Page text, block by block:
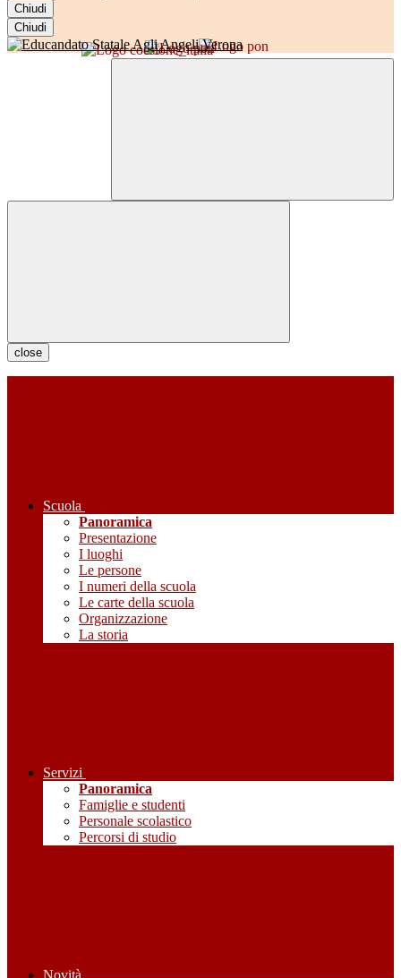
Chiudi
Chiudi
close
Scuola
Panoramica
Presentazione
I luoghi
Le persone
I numeri della scuola
Le carte della scuola
Organizzazione
La storia
Servizi
Panoramica
Famiglie e studenti
Personale scolastico
Percorsi di studio